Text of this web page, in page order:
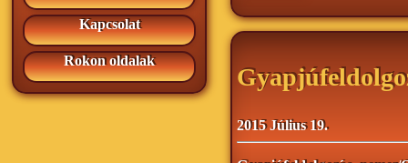
Kapcsolat
Rokon oldalak
2015 Július 19.